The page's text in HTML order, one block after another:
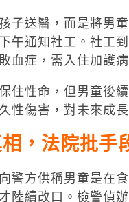
子送醫，而是將男
午通知社工。社工
血症，需入住加護
住性命，但男童後
性傷害，對未來成
，法院批手
警方供稱男童是在
陸續改口。檢警偵